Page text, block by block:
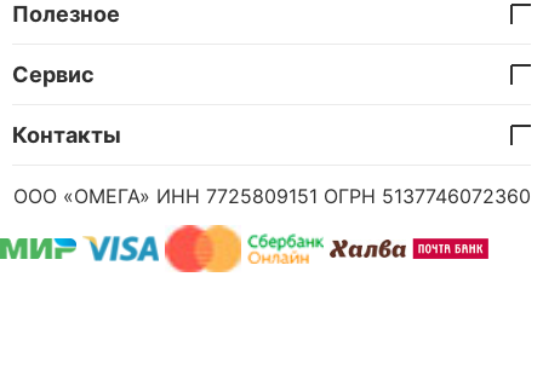
Полезное
Сервис
Контакты
ООО «ОМЕГА» ИНН 7725809151 ОГРН 5137746072360